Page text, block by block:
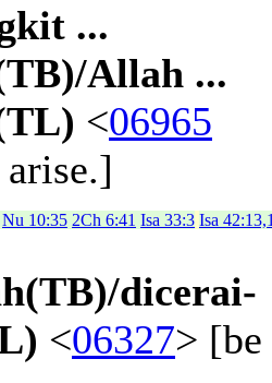
...
Allah ...
<06965
Nu 10:35 2Ch 6:41 Isa 33:3 Isa
dicerai-
<06327> [be